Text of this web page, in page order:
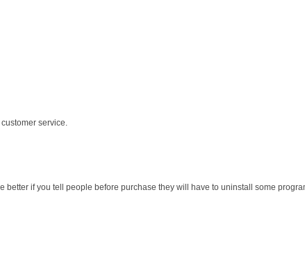
service.
better if you tell people before purchase they will have to uninstall some